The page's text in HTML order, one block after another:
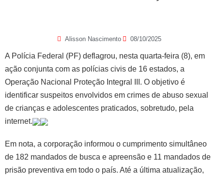
Alisson Nascimento 08/10/2025
A Polícia Federal (PF) deflagrou, nesta quarta-feira (8), em
ação conjunta com as polícias civis de 16 estados, a
Operação Nacional Proteção Integral III. O objetivo é
identificar suspeitos envolvidos em crimes de abuso sexual
de crianças e adolescentes praticados, sobretudo, pela
internet.
Em nota, a corporação informou o cumprimento simultâneo
de 182 mandados de busca e apreensão e 11 mandados de
prisão preventiva em todo o país. Até a última atualização,